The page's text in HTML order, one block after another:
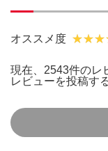
オススメ度
現在、2543件のレ
レビューを投稿す